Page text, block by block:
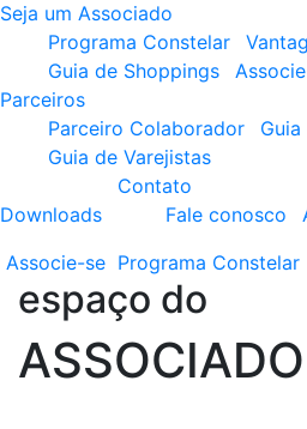
Seja um Associado
Programa Constelar
Guia de Shoppings
Parceiros
Parceiro Colaborador
Guia de Varejistas
Downloads
Contato
Fale conosco
Associe-se Programa Constelar
espaço do
ASSOCIADO